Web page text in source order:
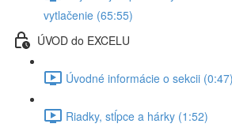
vytlačenie (65:55)
ÚVOD do EXCELU
Úvodné informácie o sekcii (0:47)
Riadky, stĺpce a hárky (1:52)